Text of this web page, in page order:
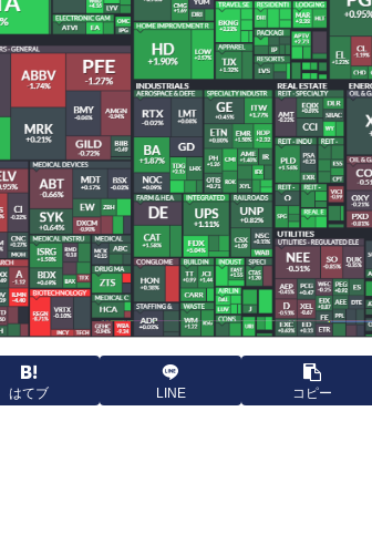
はてブ LINE コピー